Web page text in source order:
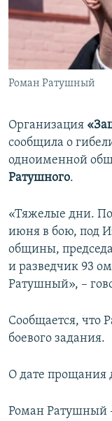
ПОБЕДИТЕЛЕЙ НЕ
УКРАИНСКАЯ
ПРИСОЕДИНЯЙТЕСЬ!
Роман Ратушный
Организация
сообщила о
одноименной
Ратушного.
«Тяжелые дни.
июня в бою, под
общины,
и разведчик 93
Ратушный», –
Сообщается, что
боевого задания.
О дате прощания
Роман Ратушный